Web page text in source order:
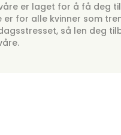
er laget for å få deg
er for alle kvinner som
så len deg